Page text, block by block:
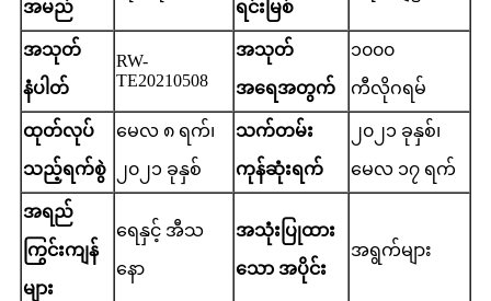
အမည် ရင်းမြစ်
အသုတ်
နံပါတ်
RW-
TE20210508
အသုတ်
အရေအတွက်
၁၀၀၀
ကီလိုဂရမ်
ထုတ်လုပ်
သည့်ရက်စွဲ
မေလ ၈ ရက်၊
၂၀၂၁ ခုနှစ်
သက်တမ်း
ကုန်ဆုံးရက်
၂၀၂၁ ခုနှစ်၊
မေလ ၁၇ ရက်
အရည်
ကြွင်းကျန်
များ
ရေနှင့် အီသ
နော
အသုံးပြုထား
သော အပိုင်း
အရွက်များ